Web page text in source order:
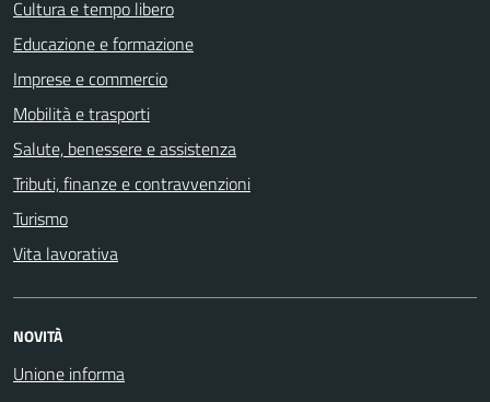
Cultura e tempo libero
Educazione e formazione
Imprese e commercio
Mobilità e trasporti
Salute, benessere e assistenza
Tributi, finanze e contravvenzioni
Turismo
Vita lavorativa
NOVITÀ
Unione informa